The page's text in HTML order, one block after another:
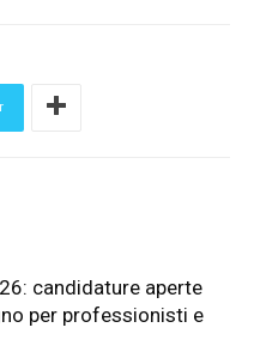
candidature aperte
per professionisti e